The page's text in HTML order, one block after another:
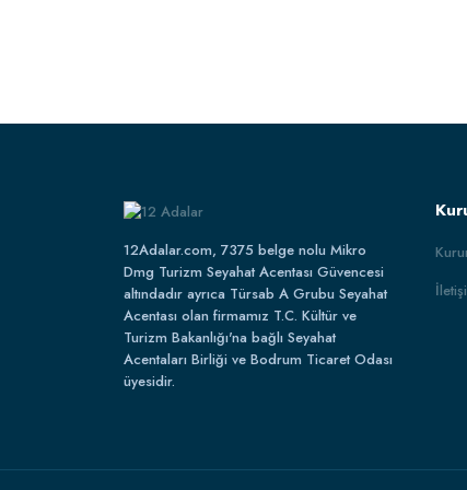
12Adalar.com, 7375 belge nolu Mikro
Dmg Turizm Seyahat Acentası Güvencesi
altındadır ayrıca Türsab A Grubu Seyahat
Acentası olan firmamız T.C. Kültür ve
Turizm Bakanlığı'na bağlı Seyahat
Acentaları Birliği ve Bodrum Ticaret Odası
üyesidir.